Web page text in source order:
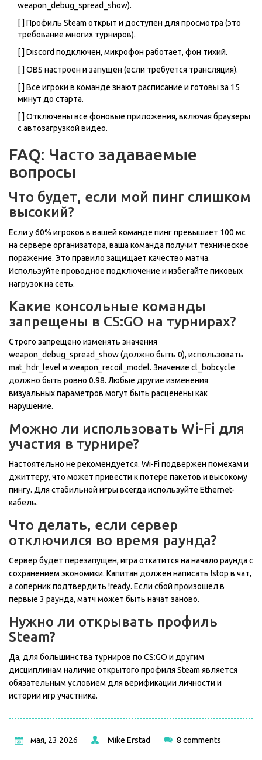
weapon_debug_spread_show).
[ ] Профиль Steam открыт и доступен для просмотра (это
требование многих турниров).
[ ] Discord подключен, микрофон работает, фон тихий.
[ ] OBS настроен и запущен (если требуется трансляция).
[ ] Все игроки в команде знают расписание и готовы за 15
минут до старта.
[ ] Отключены все фоновые приложения, включая браузеры
с автозагрузкой видео.
FAQ: Часто задаваемые
вопросы
Что будет, если мой пинг слишком
высокий?
Если у 60% игроков в вашей команде пинг превышает 100 мс
на сервере организатора, ваша команда получит техническое
поражение. Это правило защищает качество матча.
Используйте проводное подключение и избегайте пиковых
нагрузок на сеть.
Какие консольные команды
запрещены в CS:GO на турнирах?
Строго запрещено изменять значения
weapon_debug_spread_show (должно быть 0), использовать
mat_hdr_level и weapon_recoil_model. Значение cl_bobcycle
должно быть ровно 0.98. Любые другие изменения
визуальных параметров могут быть расценены как
нарушение.
Можно ли использовать Wi-Fi для
участия в турнире?
Настоятельно не рекомендуется. Wi-Fi подвержен помехам и
джиттеру, что может привести к потере пакетов и высокому
пингу. Для стабильной игры всегда используйте Ethernet-
кабель.
Что делать, если сервер
отключился во время раунда?
Сервер будет перезапущен, игра откатится на начало раунда с
сохранением экономики. Капитан должен написать !stop в чат,
а соперник подтвердить !ready. Если сбой произошел в
первые 3 раунда, матч может быть начат заново.
Нужно ли открывать профиль
Steam?
Да, для большинства турниров по CS:GO и другим
дисциплинам наличие открытого профиля Steam является
обязательным условием для верификации личности и
истории игр участника.
мая, 23 2026 Mike Erstad 8 comments